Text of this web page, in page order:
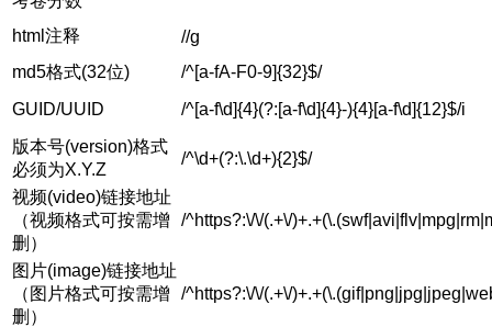
html注释 //g
md5格式(32位)
/^[a-fA-F0-9]{32}$/
GUID/UUID
/^[a-f\d]{4}(?:[a-f\d]{4}-){4}[a-f\d]{12}$/i
版本号(version)格式
必须为X.Y.Z
/^\d+(?:\.\d+){2}$/
视频(video)链接地址
（视频格式可按需增
删）
/^https?:\/\/(.+\/
图片(image)链接地址
（图片格式可按需增
删）
/^https?:\/\/(.+\/